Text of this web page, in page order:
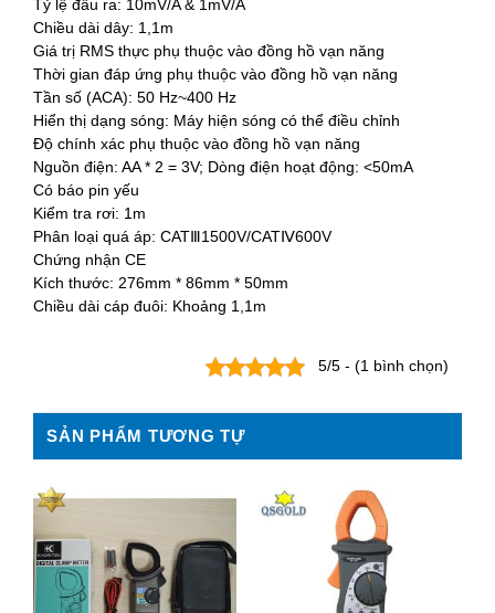
Tỷ lệ đầu ra: 10mV/A & 1mV/A
Chiều dài dây: 1,1m
Giá trị RMS thực phụ thuộc vào đồng hồ vạn năng
Thời gian đáp ứng phụ thuộc vào đồng hồ vạn năng
Tần số (ACA): 50 Hz~400 Hz
Hiển thị dạng sóng: Máy hiện sóng có thể điều chỉnh
Độ chính xác phụ thuộc vào đồng hồ vạn năng
Nguồn điện: AA * 2 = 3V; Dòng điện hoạt động: <50mA
Có báo pin yếu
Kiểm tra rơi: 1m
Phân loại quá áp: CATⅢ1500V/CATⅣ600V
Chứng nhận CE
Kích thước: 276mm * 86mm * 50mm
Chiều dài cáp đuôi: Khoảng 1,1m
5/5 - (1 bình chọn)
SẢN PHẨM TƯƠNG TỰ